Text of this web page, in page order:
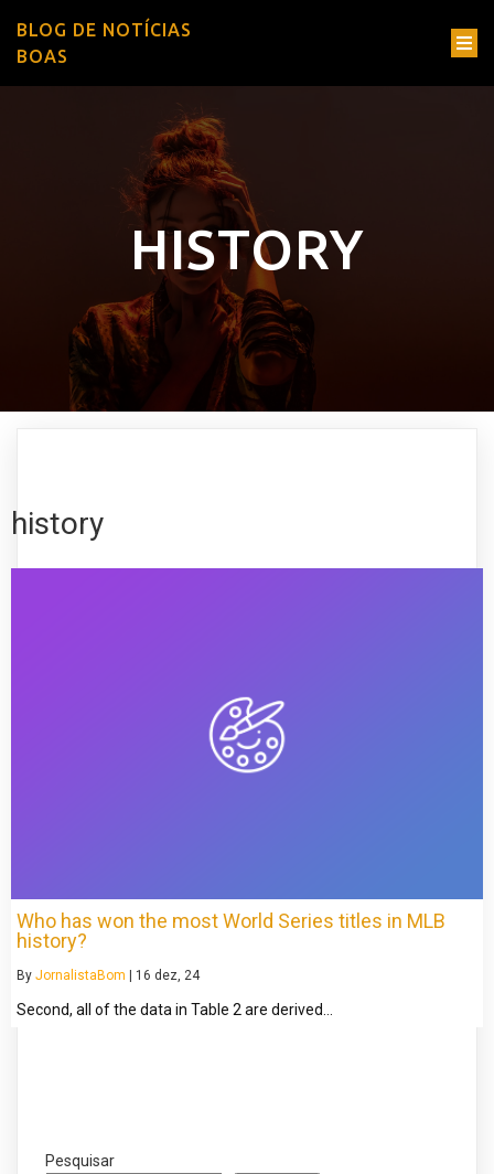
BLOG DE NOTÍCIAS
BOAS
HISTORY
history
Who has won the most World Series titles in MLB
history?
By JornalistaBom | 16 dez, 24
Second, all of the data in Table 2 are derived…
Pesquisar